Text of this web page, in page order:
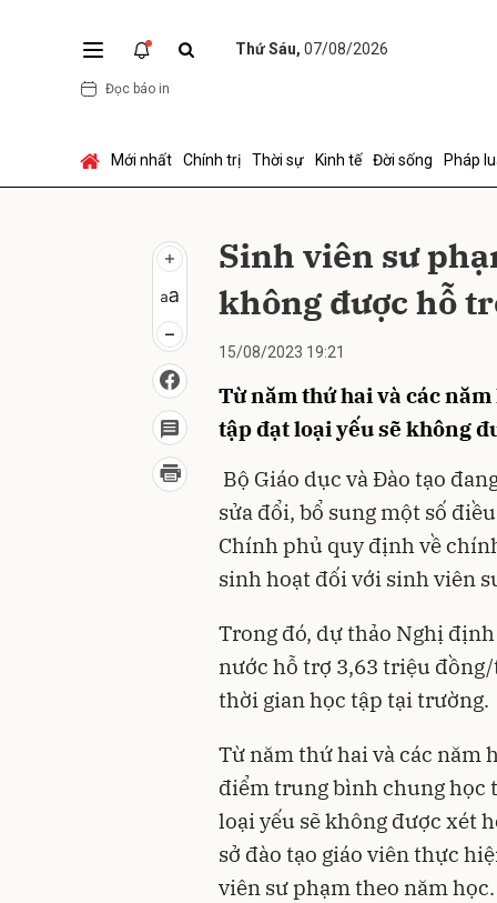
Thứ Sáu, 07/08/2026
Đọc báo in
Mới nhất Chính trị Thời sự Kinh tế Đời sống Pháp
Sinh viên sư
không được hỗ
15/08/2023 19:21
Từ năm thứ hai và các
tập đạt loại yếu sẽ không
Bộ Giáo dục và Đào tạo
sửa đổi, bổ sung một số
Chính phủ quy định về
sinh hoạt đối với sinh viên
Trong đó, dự thảo Nghị
nước hỗ trợ 3,63 triệu
thời gian học tập tại trường.
Từ năm thứ hai và các năm
điểm trung bình chung học
loại yếu sẽ không được xét
sở đào tạo giáo viên thực
viên sư phạm theo năm học.